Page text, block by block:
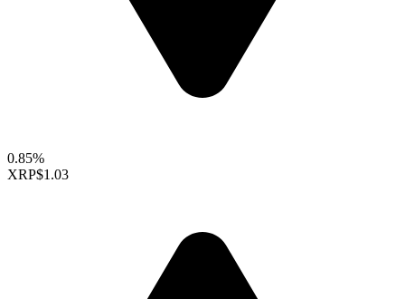
0.85%
XRP$1.03